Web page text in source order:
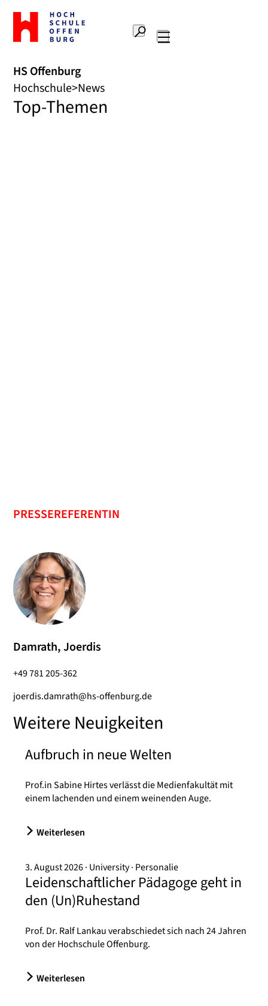
Zur
Startseite
Hochschule
Suche
HS Offenburg
Hochschule News
Top-Themen
PRESSEREFERENTIN
Damrath, Joerdis
+49 781 205-362
joerdis.damrath@hs-offenburg.de
Weitere Neuigkeiten
Aufbruch in neue Welten
Prof.in Sabine Hirtes verlässt die Medienfakultät mit
einem lachenden und einem weinenden Auge.
Weiterlesen
3. August 2026 University Personalie
Leidenschaftlicher Pädagoge geht in
den (Un)Ruhestand
Prof. Dr. Ralf Lankau verabschiedet sich nach 24 Jahren
von der Hochschule Offenburg.
Weiterlesen